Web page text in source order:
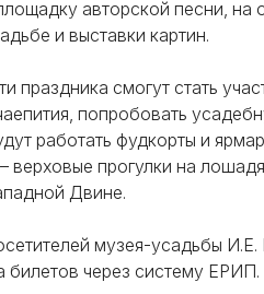
авторской песни, на
и выставки картин.
праздника смогут стать
попробовать
работать фудкорты и
верховые прогулки на
Двине.
музея-усадьбы
билетов через систему ЕРИП.